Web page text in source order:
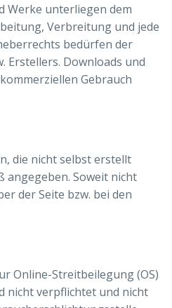
Werke unterliegen dem
Verbreitung und jede
bedürfen der
Erstellers. Downloads und
Gebrauch
die nicht selbst erstellt
angegeben. Soweit nicht
der Seite bzw. bei den
Online-Streitbeilegung (OS)
nicht verpflichtet und nicht